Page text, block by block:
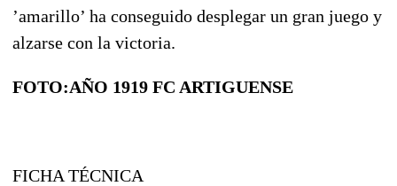
’amarillo’ ha conseguido desplegar un gran juego y
alzarse con la victoria.
FOTO:AÑO 1919 FC ARTIGUENSE
FICHA TÉCNICA